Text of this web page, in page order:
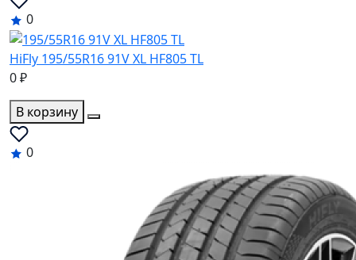
0
HiFly 195/55R16 91V XL HF805 TL
0 ₽
В корзину
0